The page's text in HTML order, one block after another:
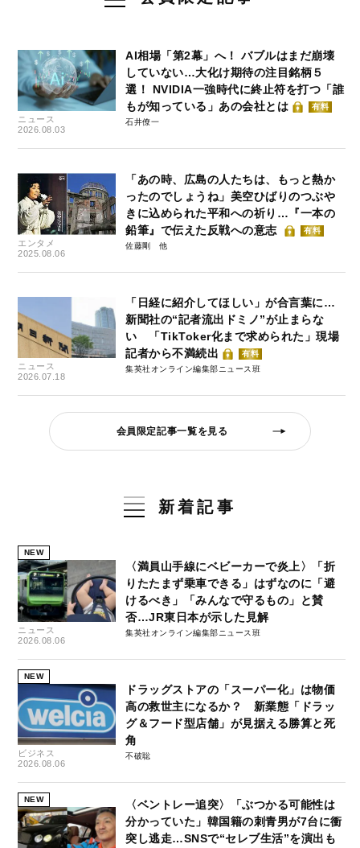
ニュース
2026.08.03
AI相場「第2幕」へ！ バブルはまだ崩壊
していない…大化け期待の注目銘柄５
選！ NVIDIA一強時代に終止符を打つ「誰
もが知っている」あの会社とは
有料
石井僚一
エンタメ
2025.08.06
「あの時、広島の人たちは、もっと熱か
ったのでしょうね」美空ひばりのつぶや
きに込められた平和への祈り…『一本の
鉛筆』で伝えた反戦への意志
有料
佐藤剛
ニュース
2026.07.18
「日経に紹介してほしい」が合言葉に…
新聞社の“記者流出ドミノ”が止まらな
い 「TikToker化まで求められた」現場
記者から不満続出
有料
集英社オンライン編集部ニュース班
会員限定記事一覧を見る
新着記事
NEW
ニュース
2026.08.06
〈満員山手線にベビーカーで炎上〉「折
りたたまず乗車できる」はずなのに「避
けるべき」「みんなで守るもの」と賛
否…JR東日本が示した見解
集英社オンライン編集部ニュース班
NEW
ビジネス
2026.08.06
ドラッグストアの「スーパー化」は物価
高の救世主になるか？ 新業態「ドラッ
グ＆フード型店舗」が見据える勝算と死
角
不破聡
NEW
〈ベントレー追突〉「ぶつかる可能性は
分かっていた」韓国籍の刺青男が7台に衝
突し逃走…SNSで“セレブ生活”を演出も